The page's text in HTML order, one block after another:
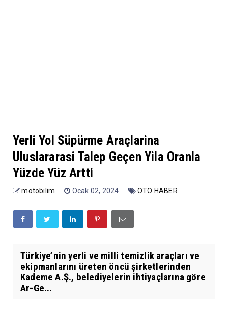
Yerli Yol Süpürme Araçlarina
Uluslararasi Talep Geçen Yila Oranla
Yüzde Yüz Artti
motobilim Ocak 02, 2024 OTO HABER
Türkiye’nin yerli ve milli temizlik araçları ve
ekipmanlarını üreten öncü şirketlerinden
Kademe A.Ş., belediyelerin ihtiyaçlarına göre
Ar-Ge...